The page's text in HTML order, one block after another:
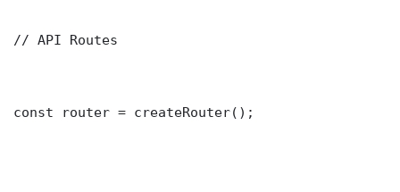
// API Routes
const router = createRouter();